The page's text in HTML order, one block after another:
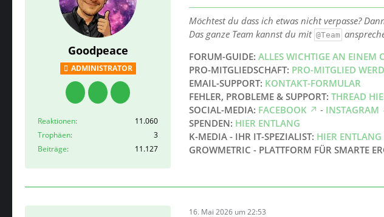
Goodpeace
ADMINISTRATOR
Reaktionen
11.060
Trophäen
3
Beiträge
11.127
Möchtest du dass ich etwas nicht verpasse?
Das ganze Team kannst du mit @Team
FORUM-GUIDE: ALLES WICHTIGE AN EINEM
PRO-MITGLIEDSCHAFT: PRO-MITGLIED
EMAIL-SUPPORT: KONTAKT-FORMULAR
FEHLER, PROBLEME & SUPPORT: THREAD
SOCIAL-MEDIA: FACEBOOK - INSTAGRAM
SPENDEN: HIER ENTLANG
K-MEDIA - IHR IT-SPEZIALIST: HIER ENTLANG
GROWMETRIC - PLATTFORM FÜR SMARTE
16. Mai 2026 um 22:53